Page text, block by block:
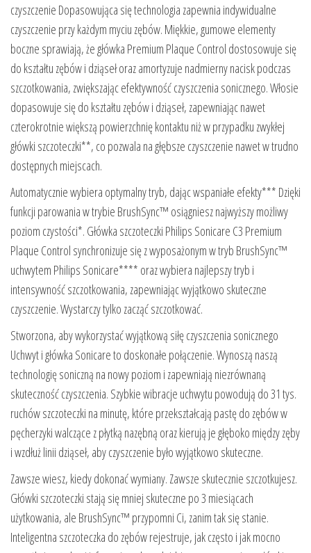
czyszczenie Dopasowująca się technologia zapewnia indywidualne
czyszczenie przy każdym myciu zębów. Miękkie, gumowe elementy
boczne sprawiają, że główka Premium Plaque Control dostosowuje się
do kształtu zębów i dziąseł oraz amortyzuje nadmierny nacisk podczas
szczotkowania, zwiększając efektywność czyszczenia sonicznego. Włosie
dopasowuje się do kształtu zębów i dziąseł, zapewniając nawet
czterokrotnie większą powierzchnię kontaktu niż w przypadku zwykłej
główki szczoteczki**, co pozwala na głębsze czyszczenie nawet w trudno
dostępnych miejscach.
Automatycznie wybiera optymalny tryb, dając wspaniałe efekty*** Dzięki
funkcji parowania w trybie BrushSync™ osiągniesz najwyższy możliwy
poziom czystości*. Główka szczoteczki Philips Sonicare C3 Premium
Plaque Control synchronizuje się z wyposażonym w tryb BrushSync™
uchwytem Philips Sonicare**** oraz wybiera najlepszy tryb i
intensywność szczotkowania, zapewniając wyjątkowo skuteczne
czyszczenie. Wystarczy tylko zacząć szczotkować.
Stworzona, aby wykorzystać wyjątkową siłę czyszczenia sonicznego
Uchwyt i główka Sonicare to doskonałe połączenie. Wynoszą naszą
technologię soniczną na nowy poziom i zapewniają niezrównaną
skuteczność czyszczenia. Szybkie wibracje uchwytu powodują do 31 tys.
ruchów szczoteczki na minutę, które przekształcają pastę do zębów w
pęcherzyki walczące z płytką nazębną oraz kierują je głęboko między zęby
i wzdłuż linii dziąseł, aby czyszczenie było wyjątkowo skuteczne.
Zawsze wiesz, kiedy dokonać wymiany. Zawsze skutecznie szczotkujesz.
Główki szczoteczki stają się mniej skuteczne po 3 miesiącach
użytkowania, ale BrushSync™ przypomni Ci, zanim tak się stanie.
Inteligentna szczoteczka do zębów rejestruje, jak często i jak mocno